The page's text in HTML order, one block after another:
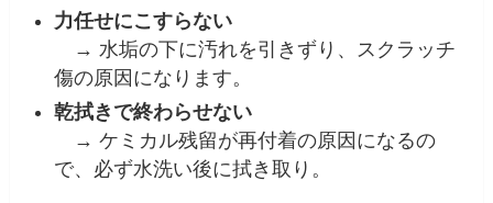
力任せにこすらない
→ 水垢の下に汚れを引きずり、スクラッチ
傷の原因になります。
乾拭きで終わらせない
→ ケミカル残留が再付着の原因になるの
で、必ず水洗い後に拭き取り。